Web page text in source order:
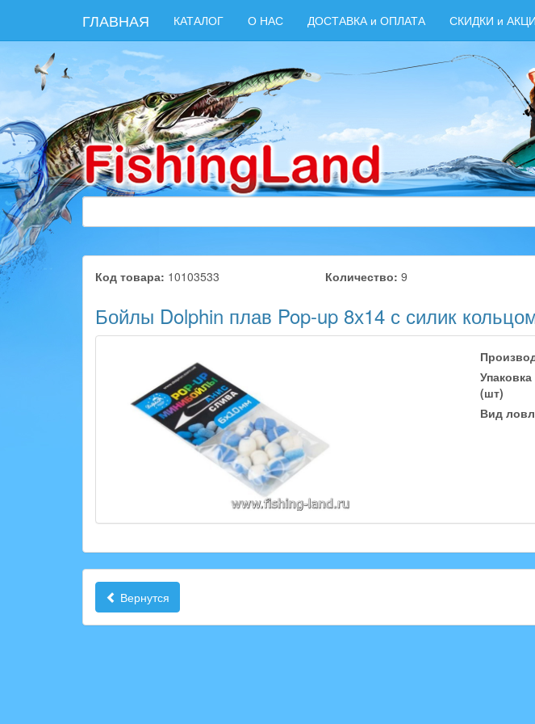
ГЛАВНАЯ КАТАЛОГ О НАС ДОСТАВКА и ОПЛАТА СКИДКИ и
Код товара: 10103533 Количество: 9
Бойлы Dolphin плав Pop-up 8х14 с силик
Упаковка
(шт)
Вид
Вернутся